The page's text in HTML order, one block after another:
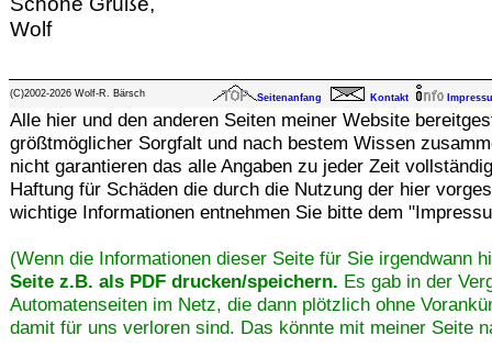
Wolf
(C)2002-2026 Wolf-R. Bärsch Seitenanfang Kontakt
Alle hier und den anderen Seiten meiner Website
größtmöglicher Sorgfalt und nach bestem Wissen
nicht garantieren das alle Angaben zu jeder Zeit
Haftung für Schäden die durch die Nutzung der hier
wichtige Informationen entnehmen Sie bitte dem
(Wenn die Informationen dieser Seite für Sie irgendwann
Seite z.B. als PDF drucken/speichern. Es gab in der
Automatenseiten im Netz, die dann plötzlich ohne
damit für uns verloren sind. Das könnte mit meiner Seite